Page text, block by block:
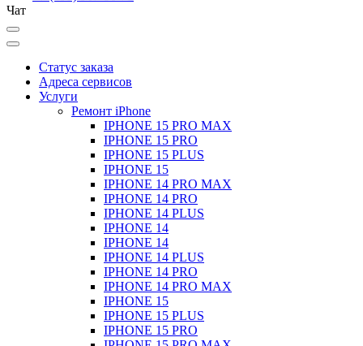
Чат
Статус заказа
Адреса сервисов
Услуги
Ремонт iPhone
IPHONE 15 PRO MAX
IPHONE 15 PRO
IPHONE 15 PLUS
IPHONE 15
IPHONE 14 PRO MAX
IPHONE 14 PRO
IPHONE 14 PLUS
IPHONE 14
IPHONE 14
IPHONE 14 PLUS
IPHONE 14 PRO
IPHONE 14 PRO MAX
IPHONE 15
IPHONE 15 PLUS
IPHONE 15 PRO